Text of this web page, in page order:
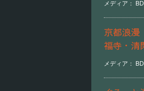
メディア：
京都浪
福寺・清
メディア：